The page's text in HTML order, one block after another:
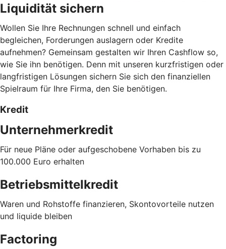
Liquidität sichern
Wollen Sie Ihre Rechnungen schnell und einfach
begleichen, Forderungen auslagern oder Kredite
aufnehmen? Gemeinsam gestalten wir Ihren Cashflow so,
wie Sie ihn benötigen. Denn mit unseren kurzfristigen oder
langfristigen Lösungen sichern Sie sich den finanziellen
Spielraum für Ihre Firma, den Sie benötigen.
Kredit
Unternehmerkredit
Für neue Pläne oder aufgeschobene Vorhaben bis zu
100.000 Euro erhalten
Betriebsmittelkredit
Waren und Rohstoffe finanzieren, Skontovorteile nutzen
und liquide bleiben
Factoring